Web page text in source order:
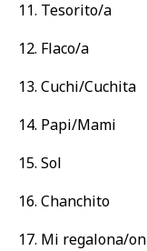
Tesorito/a
Flaco/a
Cuchi/Cuchita
Papi/Mami
Sol
Chanchito
Mi regalona/on